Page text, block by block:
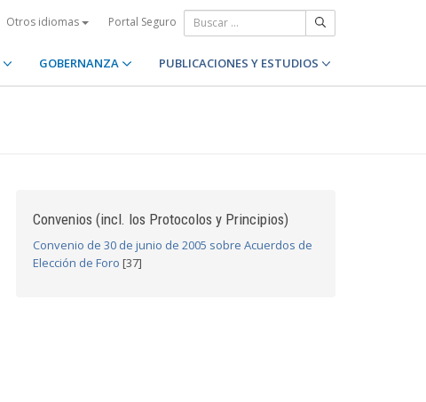
Otros idiomas Portal Seguro
GOBERNANZA PUBLICACIONES Y ESTUDIOS
Convenios (incl. los Protocolos y Principios)
Convenio de 30 de junio de 2005 sobre Acuerdos de
Elección de Foro [37]